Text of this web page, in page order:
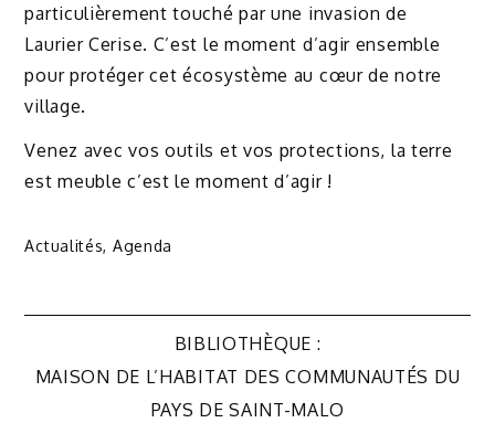
particulièrement touché par une invasion de
Laurier Cerise. C’est le moment d’agir ensemble
pour protéger cet écosystème au cœur de notre
village.
Venez avec vos outils et vos protections, la terre
est meuble c’est le moment d’agir !
Actualités, Agenda
de
BIBLIOTHÈQUE :
MAISON DE L’HABITAT DES COMMUNAUTÉS DU
PAYS DE SAINT-MALO